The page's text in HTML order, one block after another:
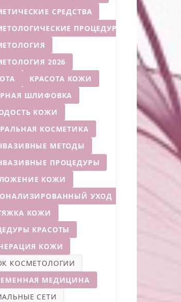
СРЕДСТВА
ПРОЦЕДУРЫ
2026
КРАСОТА КОЖИ
ШЛИФОВКА
КОЖИ
КОСМЕТИКА
МЕТОДЫ
ПРОЦЕДУРЫ
КОЖИ
УХОД
КОЖИ
КРАСОТЫ
КОЖИ
КОСМЕТОЛОГИИ
МЕДИЦИНА
СЕТИ